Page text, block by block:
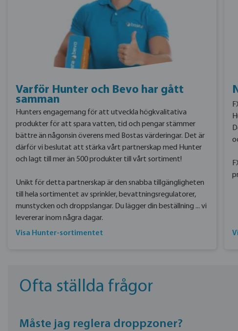
Varför Hunter och Bevo har gått
samman
Hunters engagemang för att utveckla högkvalitativa
produkter för att spara vatten, tid och pengar stämmer
bättre än någonsin överens med Bostas värderingar. Det är
därför vi beslutat att stärka vårt partnerskap med Hunter
och lagt till mer än 500 produkter till vårt sortiment!
Unikt för detta partnerskap är den snabba tillgängligheten
till hela sortimentet av sprinkler, bevattningsregulatorer,
munstycken och droppslangar. Du lägger din beställning ... vi
levererar inom några dagar.
Visa Hunter-sortimentet
Ofta ställda frågor
Måste jag reglera droppzoner?